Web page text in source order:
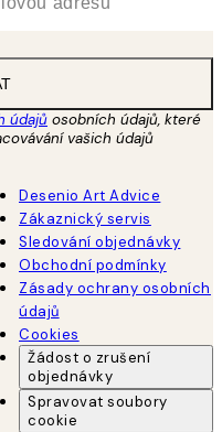
údajů osobních údajů, které
vašich údajů
Desenio Art Advice
Zákaznický servis
Sledování objednávky
Obchodní podmínky
Zásady ochrany osobních
údajů
Cookies
Žádost o zrušení
objednávky
Spravovat soubory
cookie